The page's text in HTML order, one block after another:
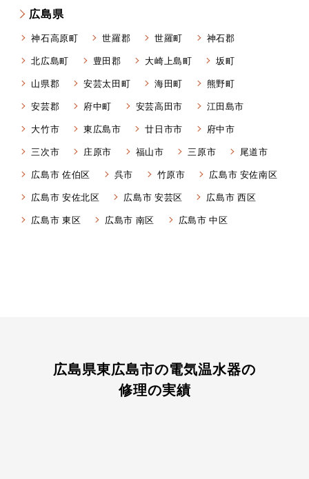
広島県
神石高原町 世羅郡 世羅町
神石郡
北広島町
豊田郡 大崎上島町
坂町
山県郡
安芸太田町 海田町
熊野町
安芸郡
府中町 安芸高田市
江田島市
大竹市
東広島市 廿日市市
府中市
三次市
庄原市 福山市 三原市
尾道市
広島市 佐伯区
呉市 竹原市
広島市 安佐南区
広島市 安佐北区
広島市 安芸区
広島市 西区
広島市 東区
広島市 南区 広島市 中区
広島県東広島市の電気温水器の
修理の実績